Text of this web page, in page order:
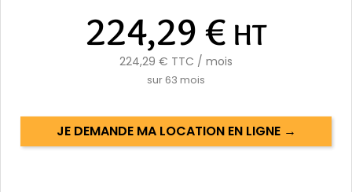
224,29 € HT
224,29 € TTC / mois
sur 63 mois
JE DEMANDE MA LOCATION EN LIGNE →